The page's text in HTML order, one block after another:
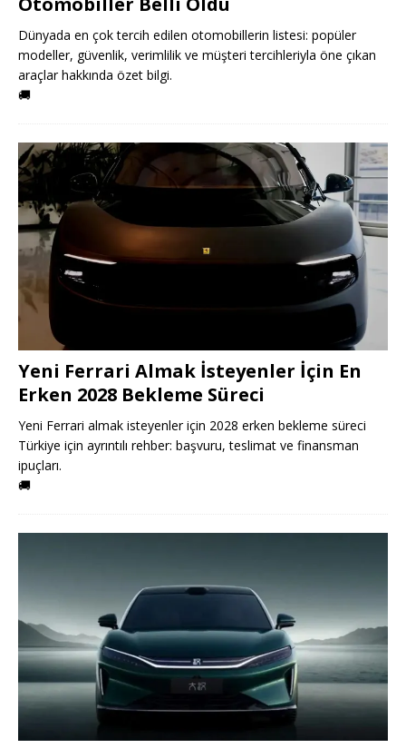
Dünyada en çok tercih edilen otomobillerin listesi: popüler
modeller, güvenlik, verimlilik ve müşteri tercihleriyla öne çıkan
araçlar hakkında özet bilgi.
🚚
Yeni Ferrari Almak İsteyenler İçin En
Erken 2028 Bekleme Süreci
Yeni Ferrari almak isteyenler için 2028 erken bekleme süreci
Türkiye için ayrıntılı rehber: başvuru, teslimat ve finansman
ipuçları.
🚚